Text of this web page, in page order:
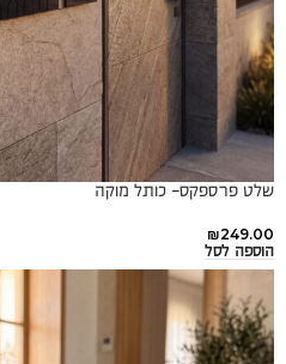
שלט פרספקס- כותל מוקה
₪249.00
הוספה לסל